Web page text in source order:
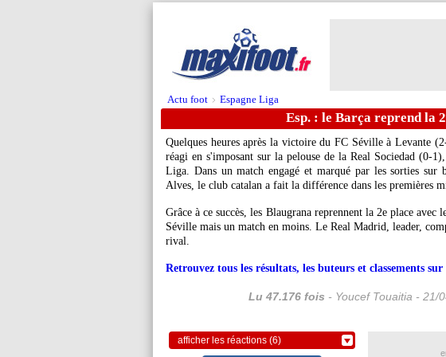
Actu foot > Espagne Liga
Esp. : le Barça reprend la
Quelques heures après la victoire du FC Séville à Levante
réagi en s'imposant sur la pelouse de la Real Sociedad (0-
Liga. Dans un match engagé et marqué par les sorties sur
Alves, le club catalan a fait la différence dans les premières
Grâce à ce succès, les Blaugrana reprennent la 2e place
Séville mais un match en moins. Le Real Madrid, leader,
rival.
Retrouvez tous les résultats, les buteurs et classements
Lu 47.176 fois - Youcef Touaitia - 21/
afficher les réactions (6)